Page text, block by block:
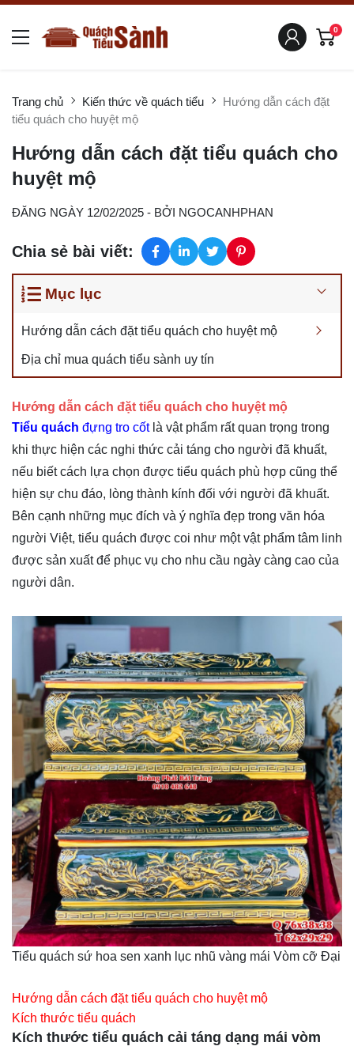
0
Trang chủ Kiến thức về quách tiểu
Hướng dẫn cách đặt
tiểu quách cho huyệt mộ
Hướng dẫn cách đặt tiểu quách cho
huyệt mộ
ĐĂNG NGÀY 12/02/2025 - BỞI NGOCANHPHAN
Chia sẻ bài viết:
Mục lục
Hướng dẫn cách đặt tiểu quách cho huyệt mộ
Địa chỉ mua quách tiểu sành uy tín
Hướng dẫn cách đặt tiểu quách cho huyệt mộ
Tiểu quách đựng tro cốt là vật phẩm rất quan trọng trong
khi thực hiện các nghi thức cải táng cho người đã khuất,
nếu biết cách lựa chọn được tiểu quách phù hợp cũng thể
hiện sự chu đáo, lòng thành kính đối với người đã khuất.
Bên cạnh những mục đích và ý nghĩa đẹp trong văn hóa
người Việt, tiểu quách được coi như một vật phẩm tâm linh
được sản xuất để phục vụ cho nhu cầu ngày càng cao của
người dân.
Tiểu quách sứ hoa sen xanh lục nhũ vàng mái Vòm cỡ Đại
Hướng dẫn cách đặt tiểu quách cho huyệt mộ
Kích thước tiểu quách
Kích thước tiểu quách cải táng dạng mái vòm